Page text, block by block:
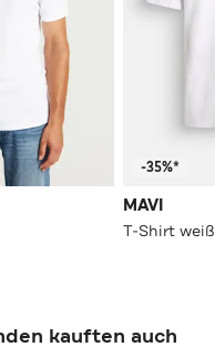
-35%*
MAVI
T-Shirt weiß
kauften auch